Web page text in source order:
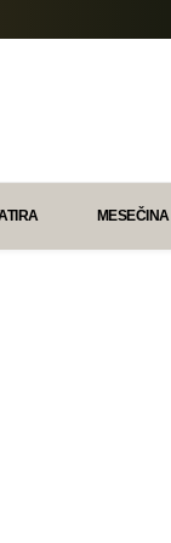
MESEČINA